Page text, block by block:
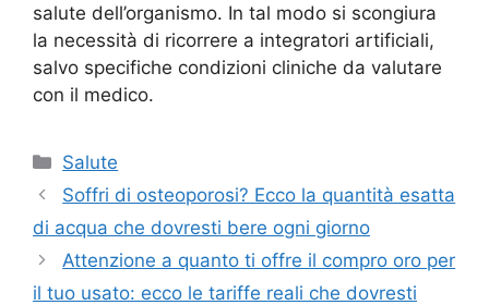
salute dell’organismo. In tal modo si scongiura
la necessità di ricorrere a integratori artificiali,
salvo specifiche condizioni cliniche da valutare
con il medico.
Categorie
Salute
Soffri di osteoporosi? Ecco la quantità esatta
di acqua che dovresti bere ogni giorno
Attenzione a quanto ti offre il compro oro per
il tuo usato: ecco le tariffe reali che dovresti